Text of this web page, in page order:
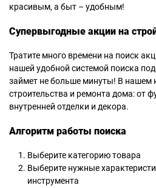
красивым, а быт – удобным!
Супервыгодные акции на
Тратите много времени на поиск
нашей удобной системой поиска
займет не больше минуты! В нашем
строительства и ремонта дома: от
внутренней отделки и декора.
Алгоритм работы поиска
Выберите категорию товара
Выберите нужные
инструмента